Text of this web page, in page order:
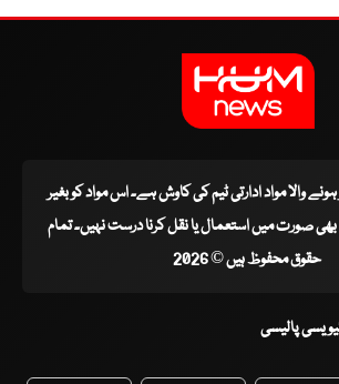
ہونے والا مواد ادارتی ٹیم کی کاوش ہے۔ اس مواد کو بغیر
صورت میں استعمال یا نقل کرنا درست نہیں۔ تمام
حقوق محفوظ ہیں © 2026
پالیسی